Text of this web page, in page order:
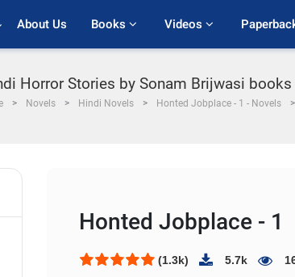
About Us Books Videos
Horror Stories by Sonam Brijwasi
Novels Hindi Novels Honted Jobplace - 1 - Novels
Honted Jobplace - 1
(1.3k) 5.7k